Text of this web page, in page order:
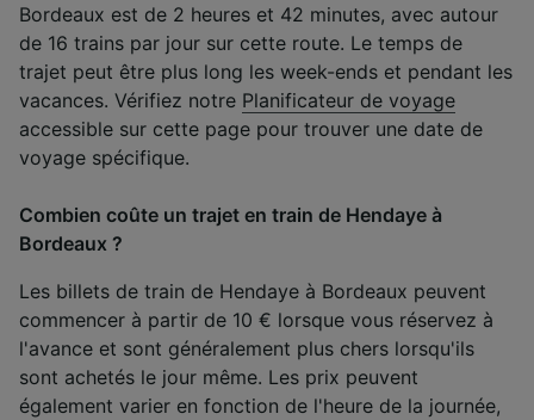
Bordeaux est de 2 heures et 42 minutes, avec autour
de 16 trains par jour sur cette route. Le temps de
trajet peut être plus long les week-ends et pendant les
vacances. Vérifiez notre Planificateur de voyage
accessible sur cette page pour trouver une date de
voyage spécifique.
Combien coûte un trajet en train de Hendaye à
Bordeaux ?
Les billets de train de Hendaye à Bordeaux peuvent
commencer à partir de 10 € lorsque vous réservez à
l'avance et sont généralement plus chers lorsqu'ils
sont achetés le jour même. Les prix peuvent
également varier en fonction de l'heure de la journée,